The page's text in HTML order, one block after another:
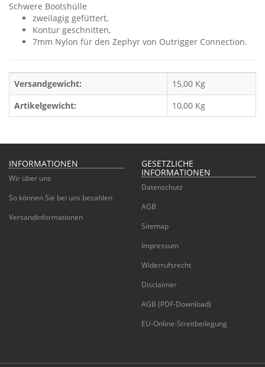
Schwere Bootshülle
zweilagig gefüttert,
Kontur geschnitten,
7mm Nylon für den Zephyr von Outrigger Connection.
Versandgewicht:
15,00 Kg
Artikelgewicht:
10,00 Kg
INFORMATIONEN
Wir über uns
So können Sie bei uns bezahlen
Versandinformationen
GESETZLICHE
INFORMATIONEN
Datenschutz
AGB
Sitemap
Impressum
Widerrufsrecht
Disclaimer
AGB (PDF-Download)
EU-Online-Streitbeilegung